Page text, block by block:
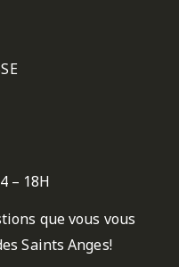
– 18H
que vous vous
Saints Anges!